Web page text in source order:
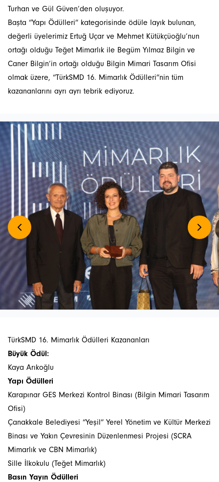
Turhan ve Gül Güven’den oluşuyor.
Başta “Yapı Ödülleri” kategorisinde ödüle layık bulunan,
değerli üyelerimiz Ertuğ Uçar ve Mehmet Kütükçüoğlu’nun
ortağı olduğu Teğet Mimarlık ile Begüm Yılmaz Bilgin ve
Caner Bilgin’in ortağı olduğu Bilgin Mimari Tasarım Ofisi
olmak üzere, “TürkSMD 16. Mimarlık Ödülleri”nin tüm
kazananlarını ayrı ayrı tebrik ediyoruz.
TürkSMD 16. Mimarlık Ödülleri Kazananları
Büyük Ödül:
Kaya Arıkoğlu
Yapı Ödülleri
Karapınar GES Merkezi Kontrol Binası (Bilgin Mimari Tasarım
Ofisi)
Çanakkale Belediyesi “Yeşil” Yerel Yönetim ve Kültür Merkezi
Binası ve Yakın Çevresinin Düzenlenmesi Projesi (SCRA
Mimarlık ve CBN Mimarlık)
Sille İlkokulu (Teğet Mimarlık)
Basın Yayın Ödülleri